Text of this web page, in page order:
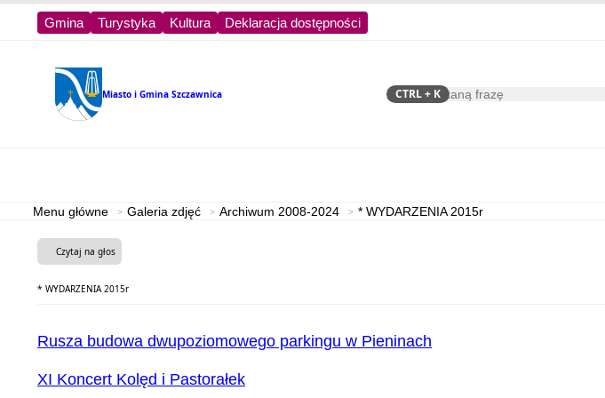
Gmina Turystyka Kultura Deklaracja dostępności
Miasto i Gmina Szczawnica Szukaj
CTRL+ K
Menu główne Galeria zdjęć Archiwum 2008-2024 * WYDARZENIA 2015r
Czytaj na głos
* WYDARZENIA 2015r
Rusza budowa dwupoziomowego parkingu w Pieninach
XI Koncert Kolęd i Pastorałek